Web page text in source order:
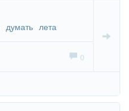
думать лета
0